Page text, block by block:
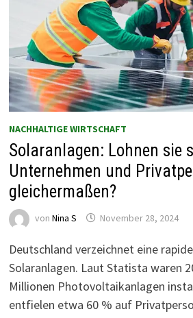
NACHHALTIGE WIRTSCHAFT
Solaranlagen: Lohnen sie
Unternehmen und
gleichermaßen?
von Nina S November 28, 2024
Deutschland verzeichnet eine
Solaranlagen. Laut Statista waren
Millionen Photovoltaikanlagen
entfielen etwa 60 % auf